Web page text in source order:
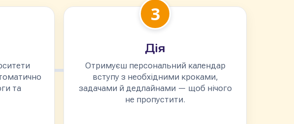
та
3
Дія
Отримуєш персональний календар
вступу з необхідними кроками,
задачами й дедлайнами — щоб нічого
не пропустити.